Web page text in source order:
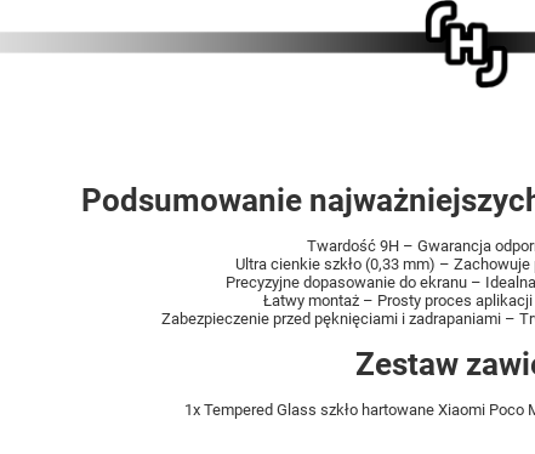
Podsumowanie
Twardość 9H – Gwarancja
Ultra cienkie szkło (0,33 mm) –
Precyzyjne dopasowanie do ekranu –
Łatwy montaż – Prosty proces
Zabezpieczenie przed pęknięciami i zadrapaniami –
Zestaw
1x Tempered Glass szkło hartowane Xiaomi